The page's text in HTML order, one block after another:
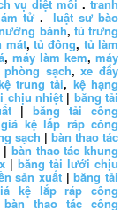
vụ diệt mối .tranh
tử.luật sư bào
bánh, tủ trưng
mát,tủ đông, tủ làm
, máy làm kem, máy
sạch,xe đẩy
trung tải, kệ hạng
chịu nhiệt| băng tải
| băng tải công
giá kệ lắp ráp công
sạch | bàn thao tác
|bàn thao tác khung
|băng tải lưới chịu
sản xuất |băng tải
kệ lắp ráp công
bàn thao tác công